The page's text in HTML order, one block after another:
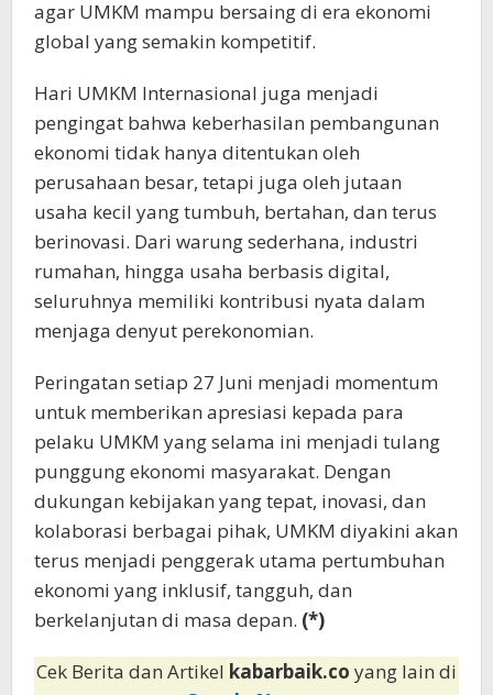
agar UMKM mampu bersaing di era ekonomi
global yang semakin kompetitif.
Hari UMKM Internasional juga menjadi
pengingat bahwa keberhasilan pembangunan
ekonomi tidak hanya ditentukan oleh
perusahaan besar, tetapi juga oleh jutaan
usaha kecil yang tumbuh, bertahan, dan terus
berinovasi. Dari warung sederhana, industri
rumahan, hingga usaha berbasis digital,
seluruhnya memiliki kontribusi nyata dalam
menjaga denyut perekonomian.
Peringatan setiap 27 Juni menjadi momentum
untuk memberikan apresiasi kepada para
pelaku UMKM yang selama ini menjadi tulang
punggung ekonomi masyarakat. Dengan
dukungan kebijakan yang tepat, inovasi, dan
kolaborasi berbagai pihak, UMKM diyakini akan
terus menjadi penggerak utama pertumbuhan
ekonomi yang inklusif, tangguh, dan
berkelanjutan di masa depan. (*)
Cek Berita dan Artikel kabarbaik.co yang lain di